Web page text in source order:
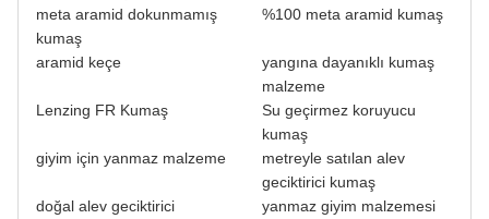
meta aramid dokunmamış
kumaş
%100 meta aramid kumaş
aramid keçe
yangına dayanıklı kumaş
malzeme
Lenzing FR Kumaş
Su geçirmez koruyucu
kumaş
giyim için yanmaz malzeme
metreyle satılan alev
geciktirici kumaş
doğal alev geciktirici
yanmaz giyim malzemesi